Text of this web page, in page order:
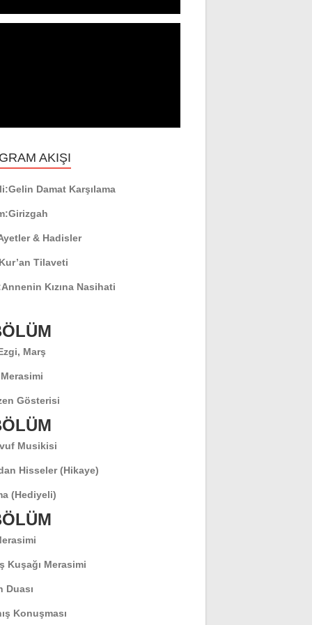
AKIŞI
Gelin Damat Karşılama
Girizgah
& Hadisler
Kur’an Tilaveti
Annenin Kızına Nasihati
Marş
Gösterisi
Musikisi
Hisseler (Hikaye)
(Hediyeli)
Kuşağı Merasimi
Duası
Konuşması